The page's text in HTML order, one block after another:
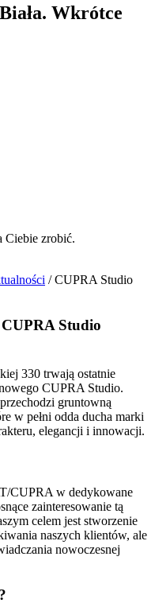
Wkrótce
Ciebie zrobić.
/CUPRA Studio
Studio
330 trwają ostatnie
CUPRA Studio.
gruntowną
w pełni odda ducha marki
elegancji i innowacji.
CUPRA w dedykowane
zainteresowanie tą
celem jest stworzenie
naszych klientów, ale
nowoczesnej